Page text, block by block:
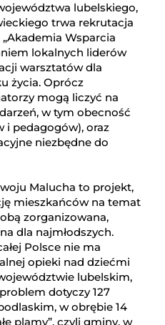
lubelskiego,
trwa rekrutacja
Wsparcia
lokalnych liderów
warsztatów dla
życia. Oprócz
mogą liczyć na
w tym obecność
i pedagogów), oraz
niezbędne do
Malucha to projekt,
mieszkańców na temat
zorganizowana,
dla najmłodszych.
Polsce nie ma
opieki nad dziećmi
lubelskim,
dotyczy 127
w obrębie 14
plamy”, czyli gminy, w